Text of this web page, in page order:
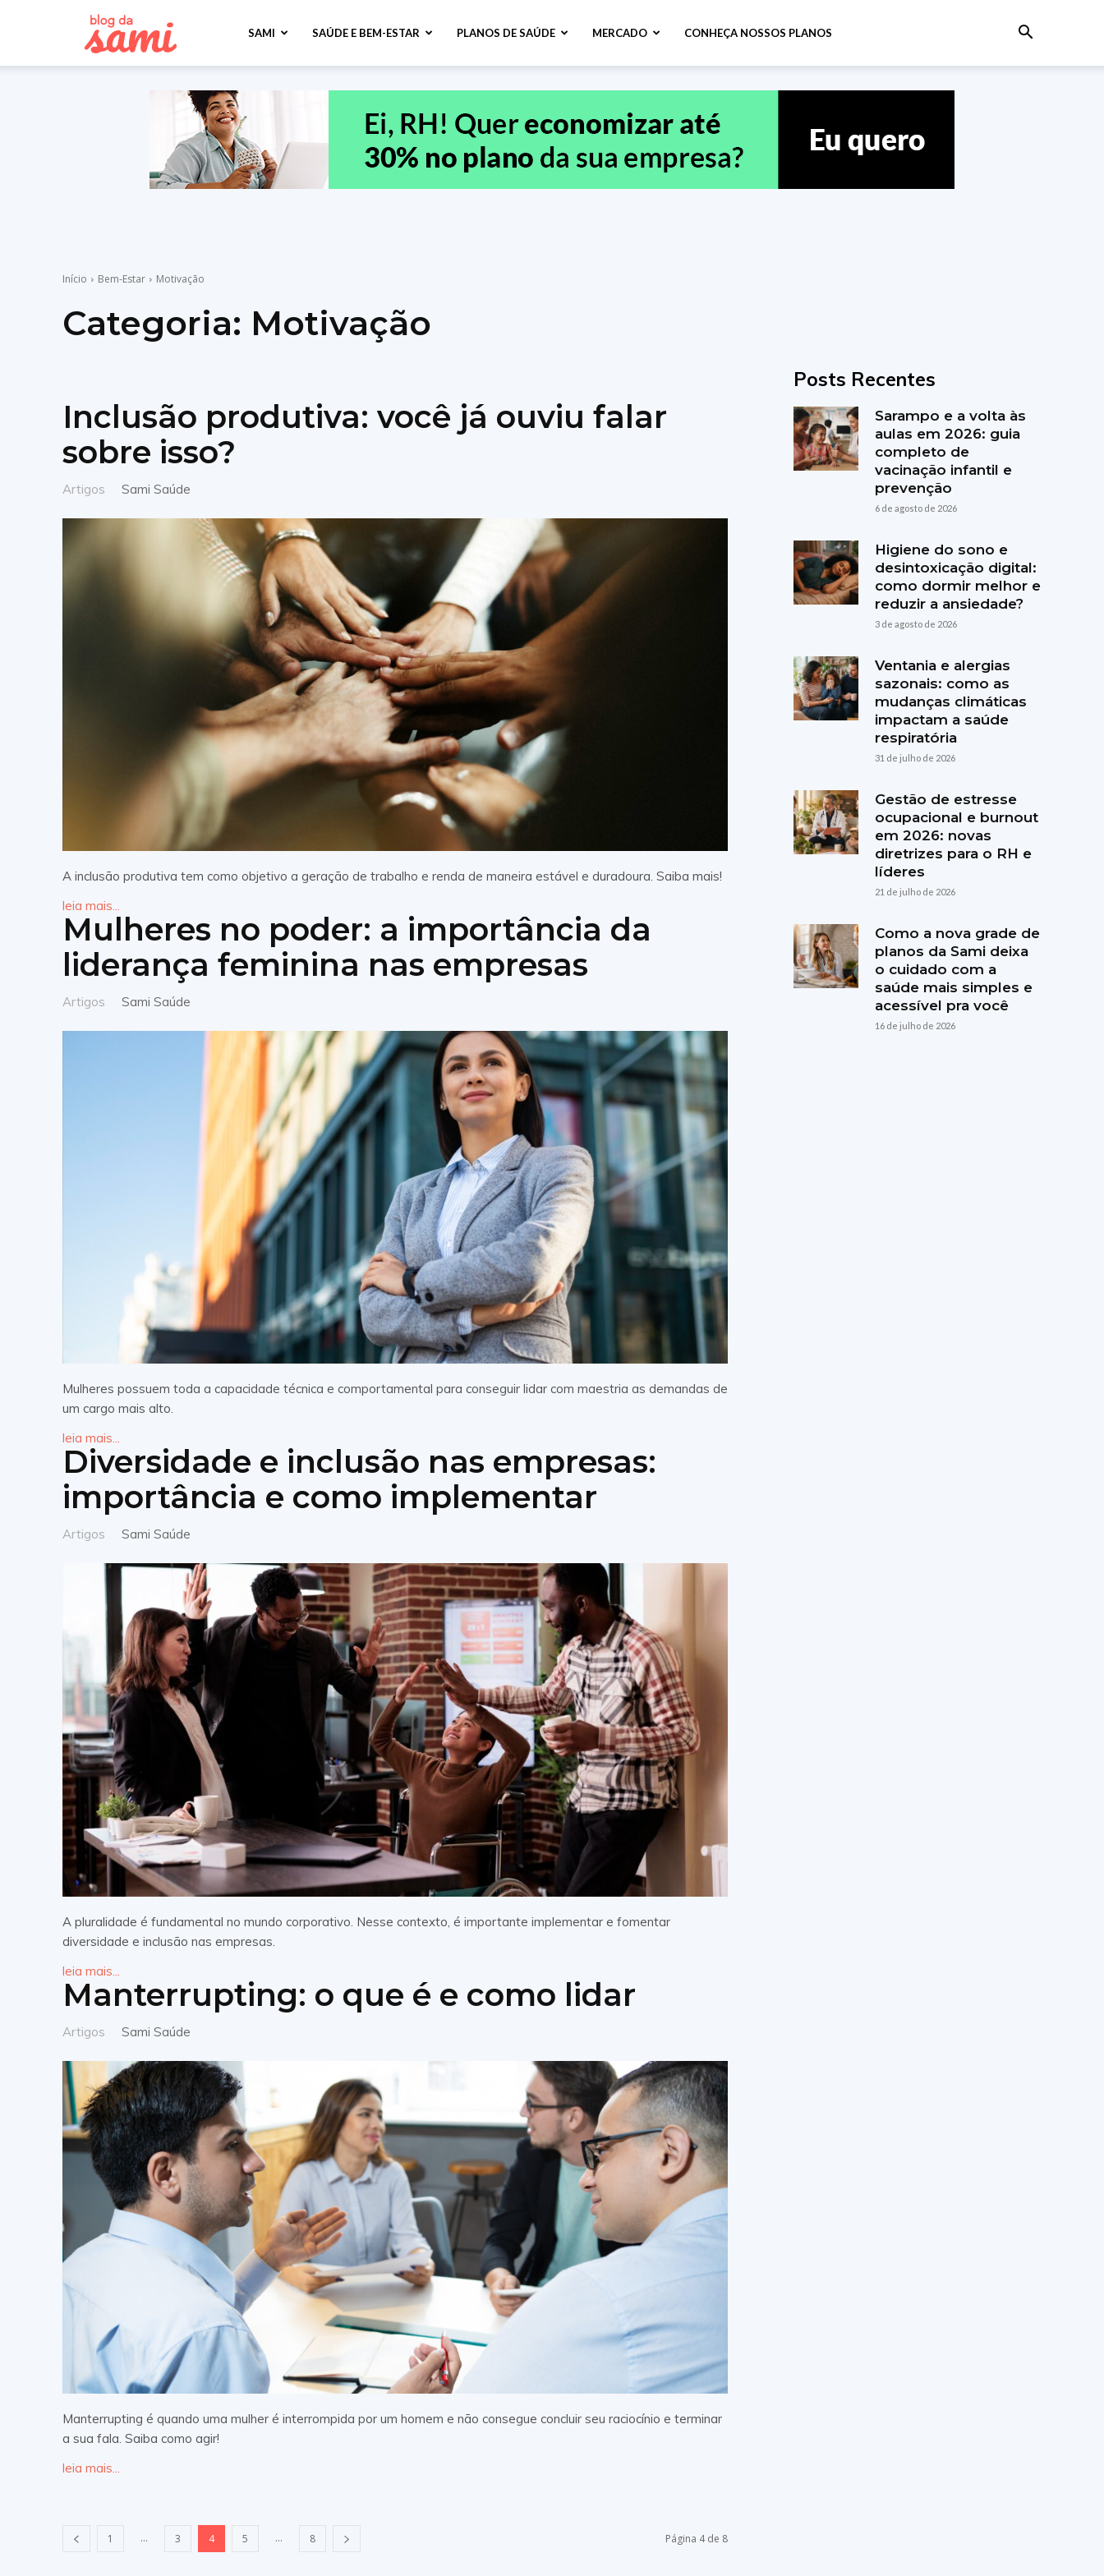
Saúde
SAMI SAÚDE E BEM-ESTAR PLANOS DE SAÚDE MERCADO CONHEÇA NOSSOS PLANOS
Início Bem-Estar Motivação
Categoria: Motivação
Inclusão produtiva: você já ouviu falar
sobre isso?
Artigos Sami Saúde
A inclusão produtiva tem como objetivo a geração de trabalho e renda de maneira estável e duradoura. Saiba mais!
leia mais...
Mulheres no poder: a importância da
liderança feminina nas empresas
Artigos Sami Saúde
Mulheres possuem toda a capacidade técnica e comportamental para conseguir lidar com maestria as demandas de
um cargo mais alto.
leia mais...
Diversidade e inclusão nas empresas:
importância e como implementar
Artigos Sami Saúde
A pluralidade é fundamental no mundo corporativo. Nesse contexto, é importante implementar e fomentar
diversidade e inclusão nas empresas.
leia mais...
Manterrupting: o que é e como lidar
Artigos Sami Saúde
Manterrupting é quando uma mulher é interrompida por um homem e não consegue concluir seu raciocínio e terminar
a sua fala. Saiba como agir!
leia mais...
1 ... 3 4 5 ... 8 Página 4 de 8
Posts Recentes
Sarampo e a volta às
aulas em 2026: guia
completo de
vacinação infantil e
prevenção
6 de agosto de 2026
Higiene do sono e
desintoxicação digital:
como dormir melhor e
reduzir a ansiedade?
3 de agosto de 2026
Ventania e alergias
sazonais: como as
mudanças climáticas
impactam a saúde
respiratória
31 de julho de 2026
Gestão de estresse
ocupacional e burnout
em 2026: novas
diretrizes para o RH e
líderes
21 de julho de 2026
Como a nova grade de
planos da Sami deixa
o cuidado com a
saúde mais simples e
acessível pra você
16 de julho de 2026